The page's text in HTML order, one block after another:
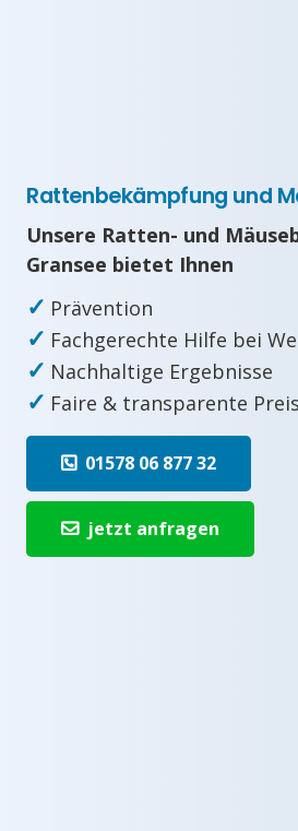
Rattenbekämpfung und
Unsere Ratten- und
Gransee bietet Ihnen
✓ Prävention
✓ Fachgerechte Hilfe bei
✓ Nachhaltige Ergebnisse
✓ Faire & transparente
01578 06 877 32
jetzt anfragen